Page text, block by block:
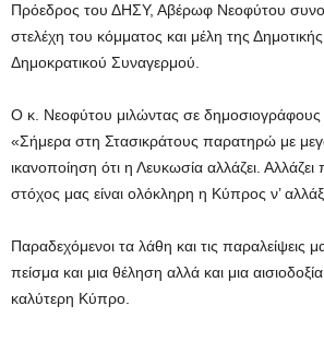
Πρόεδρος του ΔΗΣΥ, Αβέρωφ Νεοφύτου
στελέχη του κόμματος και μέλη της
Δημοκρατικού Συναγερμού.
Ο κ. Νεοφύτου μιλώντας σε δημοσιογράφους
«Σήμερα στη Στασικράτους παρατηρώ με
ικανοποίηση ότι η Λευκωσία αλλάζει.
στόχος μας είναι ολόκληρη η Κύπρος ν’
Παραδεχόμενοι τα λάθη και τις παραλείψεις
πείσμα και μια θέληση αλλά και μια
καλύτερη Κύπρο.